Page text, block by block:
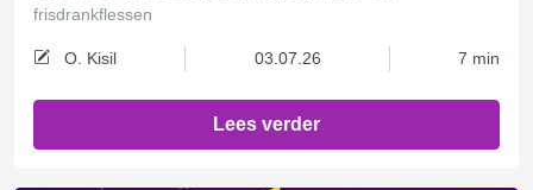
frisdrankflessen
O. Kisil 03.07.26 7 min
Lees verder